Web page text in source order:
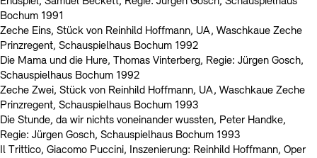
Bochum 1991
Zeche Eins, Stück von Reinhild Hoffmann, UA, Waschkaue Zeche
Prinzregent, Schauspielhaus Bochum 1992
Die Mama und die Hure, Thomas Vinterberg, Regie: Jürgen Gosch,
Schauspielhaus Bochum 1992
Zeche Zwei, Stück von Reinhild Hoffmann, UA, Waschkaue Zeche
Prinzregent, Schauspielhaus Bochum 1993
Die Stunde, da wir nichts voneinander wussten, Peter Handke,
Regie: Jürgen Gosch, Schauspielhaus Bochum 1993
Il Trittico, Giacomo Puccini, Inszenierung: Reinhild Hoffmann, Oper